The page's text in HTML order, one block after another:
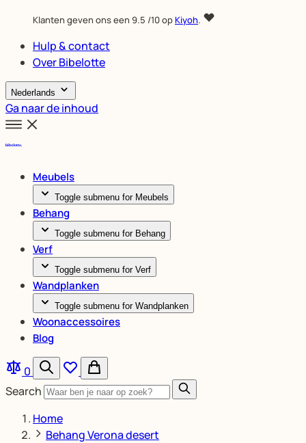
Klanten geven ons een 9.5 /10 opKiyoh.
Hulp & contact
Over Bibelotte
Nederlands
Ga naar de inhoud
Meubels
Toggle submenu for Meubels
Behang
Toggle submenu for Behang
Verf
Toggle submenu for Verf
Wandplanken
Toggle submenu for Wandplanken
Woonaccessoires
Blog
0
Search
Home
Behang Verona desert